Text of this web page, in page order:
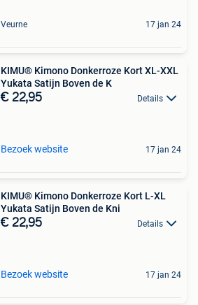
Veurne 17 jan 24
KIMU® Kimono Donkerroze Kort XL-XXL
Yukata Satijn Boven de K
€ 22,95 Details
Bezoek website 17 jan 24
KIMU® Kimono Donkerroze Kort L-XL
Yukata Satijn Boven de Kni
€ 22,95 Details
Bezoek website 17 jan 24